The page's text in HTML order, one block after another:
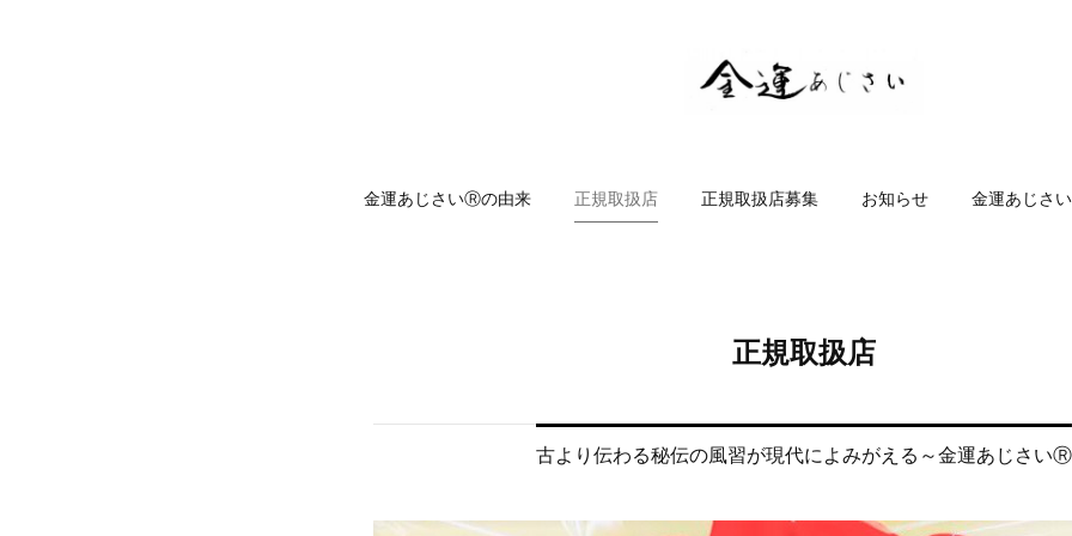
金運あじさいⓇの由来 正規取扱店 正規取扱店募集 お知らせ 金運あじさ
正規取扱店
古より伝わる秘伝の風習が現代によみがえる～金運あじさいⓇ